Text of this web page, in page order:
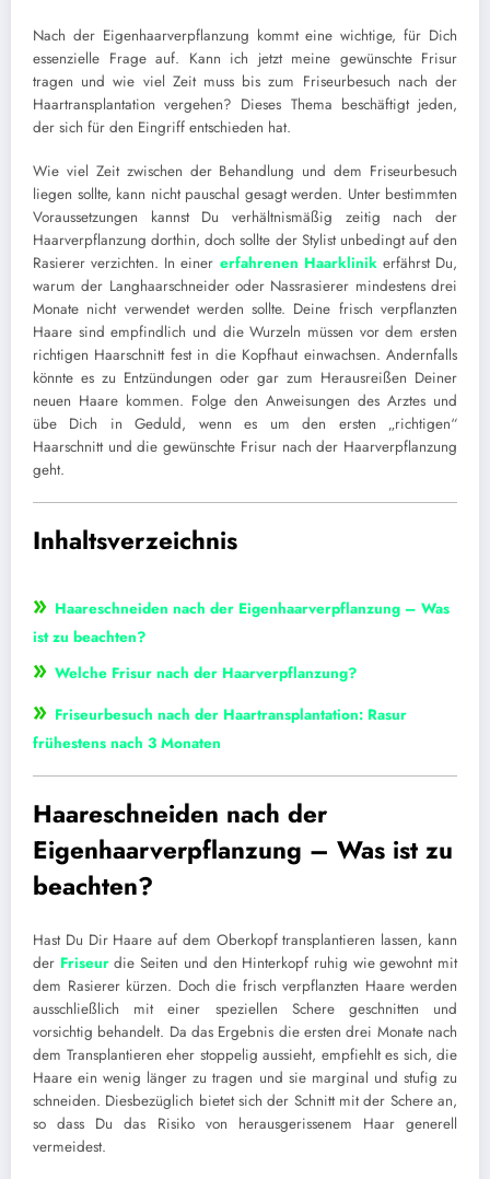
Nach der Eigenhaarverpflanzung kommt eine wichtige, für Dich
essenzielle Frage auf. Kann ich jetzt meine gewünschte Frisur
tragen und wie viel Zeit muss bis zum Friseurbesuch nach der
Haartransplantation vergehen? Dieses Thema beschäftigt jeden,
der sich für den Eingriff entschieden hat.
Wie viel Zeit zwischen der Behandlung und dem Friseurbesuch
liegen sollte, kann nicht pauschal gesagt werden. Unter bestimmten
Voraussetzungen kannst Du verhältnismäßig zeitig nach der
Haarverpflanzung dorthin, doch sollte der Stylist unbedingt auf den
Rasierer verzichten. In einer erfahrenen Haarklinikerfährst Du,
warum der Langhaarschneider oder Nassrasierer mindestens drei
Monate nicht verwendet werden sollte. Deine frisch verpflanzten
Haare sind empfindlich und die Wurzeln müssen vor dem ersten
richtigen Haarschnitt fest in die Kopfhaut einwachsen. Andernfalls
könnte es zu Entzündungen oder gar zum Herausreißen Deiner
neuen Haare kommen. Folge den Anweisungen des Arztes und
übe Dich in Geduld, wenn es um den ersten „richtigen“
Haarschnitt und die gewünschte Frisur nach der Haarverpflanzung
geht.
Inhaltsverzeichnis
» Haareschneiden nach der Eigenhaarverpflanzung – Was
ist zu beachten?
» Welche Frisur nach der Haarverpflanzung?
» Friseurbesuch nach der Haartransplantation: Rasur
frühestens nach 3 Monaten
Haareschneiden nach der
Eigenhaarverpflanzung – Was ist zu
beachten?
Hast Du Dir Haare auf dem Oberkopf transplantieren lassen, kann
der Friseurdie Seiten und den Hinterkopf ruhig wie gewohnt mit
dem Rasierer kürzen. Doch die frisch verpflanzten Haare werden
ausschließlich mit einer speziellen Schere geschnitten und
vorsichtig behandelt. Da das Ergebnis die ersten drei Monate nach
dem Transplantieren eher stoppelig aussieht, empfiehlt es sich, die
Haare ein wenig länger zu tragen und sie marginal und stufig zu
schneiden. Diesbezüglich bietet sich der Schnitt mit der Schere an,
so dass Du das Risiko von herausgerissenem Haar generell
vermeidest.